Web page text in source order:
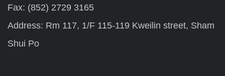
Fax: (852) 2729 3165
Address: Rm 117, 1/F 115-119 Kweilin street, Sham
Shui Po